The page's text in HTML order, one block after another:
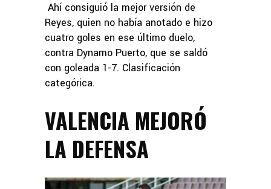
Ahí consiguió la mejor versión de
Reyes, quien no había anotado e hizo
cuatro goles en ese último duelo,
contra Dynamo Puerto, que se saldó
con goleada 1-7. Clasificación
categórica.
VALENCIA MEJORÓ
LA DEFENSA